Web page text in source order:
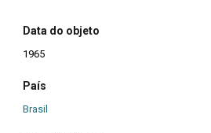
Data do objeto
1965
País
Brasil